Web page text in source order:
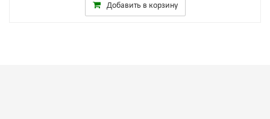
Добавить в корзину